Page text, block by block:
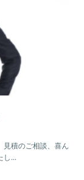
見積のご相談、喜ん
し...